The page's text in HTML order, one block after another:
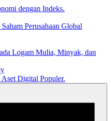
dengan Indeks.
Perusahaan Global
Logam Mulia, Minyak, dan
Aset Digital Populer.